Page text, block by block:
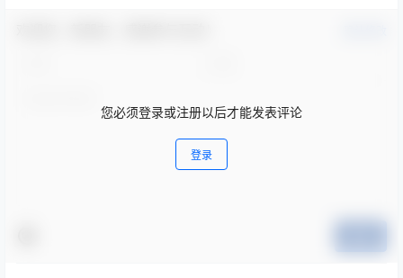
您必须登录或注册以后才能发表评论
登录